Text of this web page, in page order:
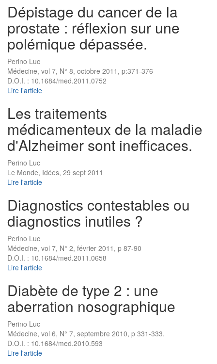
Dépistage du cancer de la
prostate : réflexion sur une
polémique dépassée.
Perino Luc
Médecine, vol 7, N° 8, octobre 2011, p:371-376
D.O.I. : 10.1684/med.2011.0752
Lire l'article
Les traitements
médicamenteux de la maladie
d'Alzheimer sont inefficaces.
Perino Luc
Le Monde, Idées, 29 sept 2011
Lire l'article
Diagnostics contestables ou
diagnostics inutiles ?
Perino Luc
Médecine, vol 7, N° 2, février 2011, p 87-90
D.O.I. : 10.1684/med.2011.0658
Lire l'article
Diabète de type 2 : une
aberration nosographique
Perino Luc
Médecine, vol 6, N° 7, septembre 2010, p 331-333.
D.O.I. : 10.1684/med.2010.593
Lire l'article